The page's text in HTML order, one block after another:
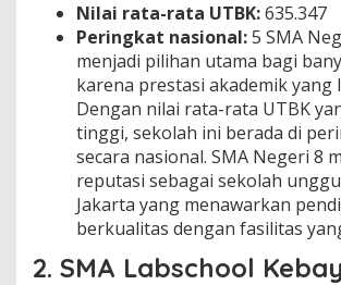
Nilai rata-rata UTBK:635.347
Peringkat nasional:5 SMA
menjadi pilihan utama bagi
karena prestasi akademik yang
Dengan nilai rata-rata UTBK
tinggi, sekolah ini berada di
secara nasional. SMA Negeri 8
reputasi sebagai sekolah
Jakarta yang menawarkan
berkualitas dengan fasilitas
2. SMA Labschool